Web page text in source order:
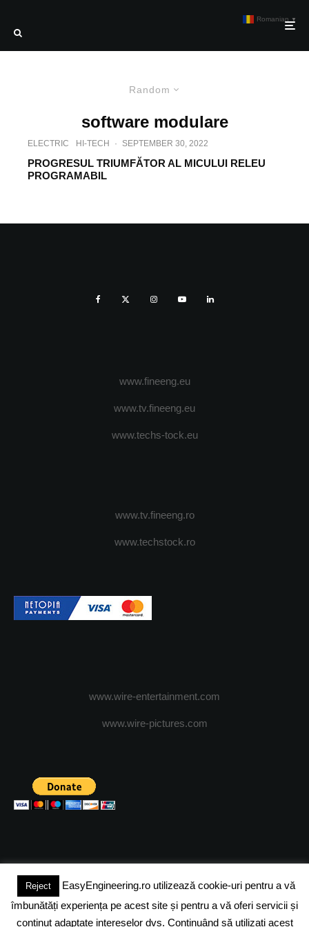
Random
software modulare
ELECTRIC HI-TECH · SEPTEMBER 30, 2022
PROGRESUL TRIUMFĂTOR AL MICULUI RELEU
PROGRAMABIL
www.fineeng.eu
www.tv.fineeng.eu
www.techs-tock.eu
www.tv.fineeng.ro
www.techstock.ro
www.wire-entertainment.com
www.wire-pictures.com
(c) 2024 - FineEngineeringMagazine. All rights reserved.
DESPRE NOI ADVERTISING JOBS DESPRE COOKIES
Reject
EasyEngineering.ro utilizează cookie-uri pentru a vă
îmbunătăți experiența pe acest site și pentru a vă oferi servicii și
conținut adaptate intereselor dvs. Continuând să utilizați acest
Romanian ▼